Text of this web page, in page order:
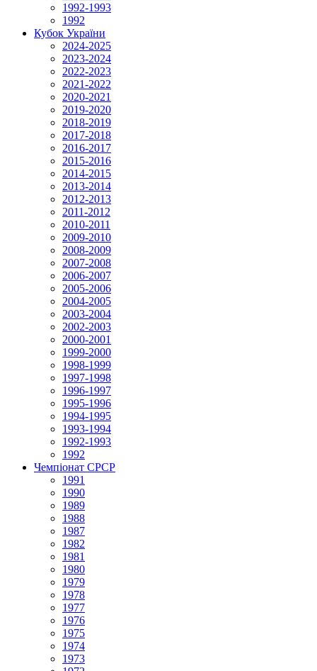
1992-1993
1992
Кубок України
2024-2025
2023-2024
2022-2023
2021-2022
2020-2021
2019-2020
2018-2019
2017-2018
2016-2017
2015-2016
2014-2015
2013-2014
2012-2013
2011-2012
2010-2011
2009-2010
2008-2009
2007-2008
2006-2007
2005-2006
2004-2005
2003-2004
2002-2003
2000-2001
1999-2000
1998-1999
1997-1998
1996-1997
1995-1996
1994-1995
1993-1994
1992-1993
1992
Чемпіонат СРСР
1991
1990
1989
1988
1987
1982
1981
1980
1979
1978
1977
1976
1975
1974
1973